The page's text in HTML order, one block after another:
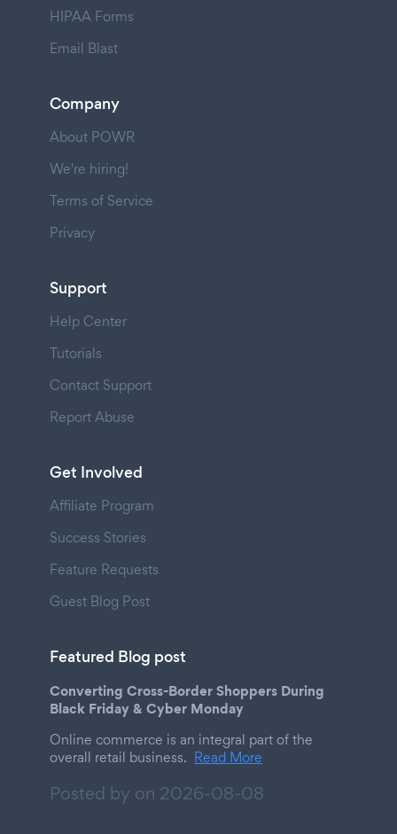
HIPAA Forms
Email Blast
Company
About POWR
We're hiring!
Terms of Service
Privacy
Support
Help Center
Tutorials
Contact Support
Report Abuse
Get Involved
Affiliate Program
Success Stories
Feature Requests
Guest Blog Post
Featured Blog post
Converting Cross-Border Shoppers During
Black Friday & Cyber Monday
Online commerce is an integral part of the
overall retail business. Read More
Posted by on 2026-08-08